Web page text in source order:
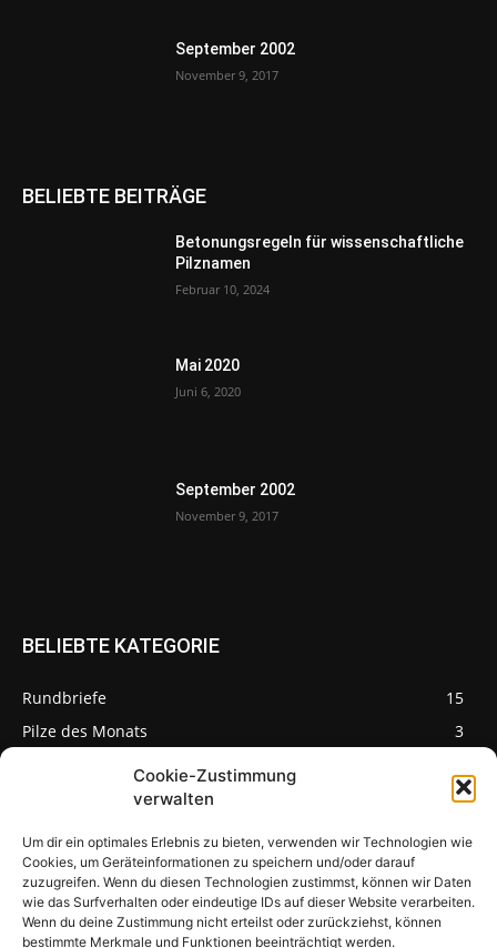
Cookie-Zustimmung
verwalten
Um dir ein optimales Erlebnis zu bieten, verwenden wir Technologien wie
Cookies, um Geräteinformationen zu speichern und/oder darauf
zuzugreifen. Wenn du diesen Technologien zustimmst, können wir Daten
wie das Surfverhalten oder eindeutige IDs auf dieser Website verarbeiten.
Wenn du deine Zustimmung nicht erteilst oder zurückziehst, können
bestimmte Merkmale und Funktionen beeinträchtigt werden.
September 2002
November 9, 2017
BELIEBTE BEITRÄGE
Betonungsregeln für wissenschaftliche
Pilznamen
Februar 10, 2024
Mai 2020
Juni 6, 2020
September 2002
November 9, 2017
BELIEBTE KATEGORIE
Rundbriefe
15
Pilze des Monats
3
Pilzseite
Seltene Pilze aus
Mainfranken und
Deutschland